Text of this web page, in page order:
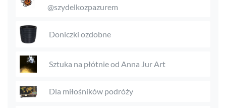
@szydelkozpazurem
Doniczki ozdobne
Sztuka na płótnie od Anna Jur Art
Dla miłośników podróży